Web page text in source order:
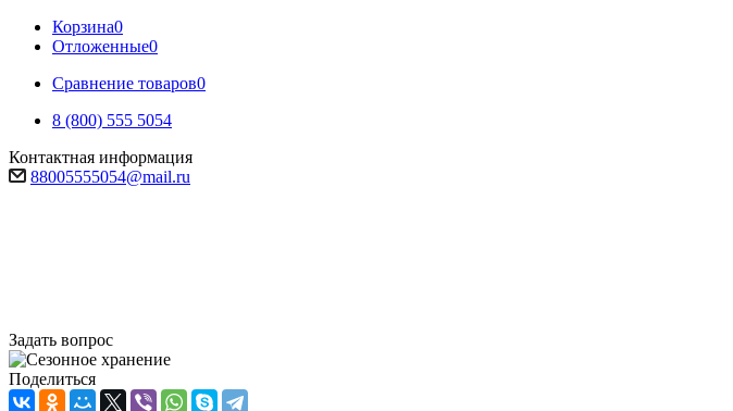
Корзина0
Отложенные0
Сравнение товаров0
8 (800) 555 5054
Контактная информация
88005555054@mail.ru
Задать вопрос
Поделиться